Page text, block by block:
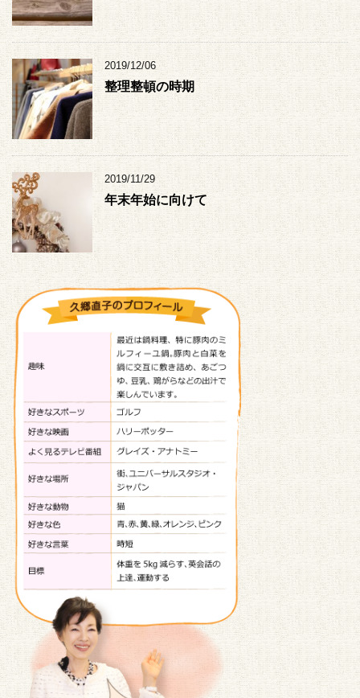
2019/12/06
整理整頓の時期
2019/11/29
年末年始に向けて